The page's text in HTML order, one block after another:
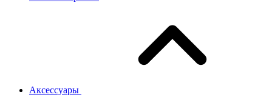
Аксессуары